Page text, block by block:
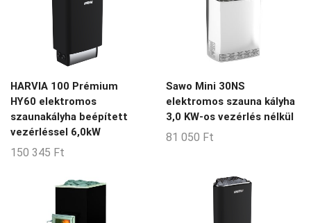
HARVIA 100 Prémium
HY60 elektromos
szaunakályha beépített
vezérléssel 6,0kW
150 345 Ft
Sawo Mini 30NS
elektromos szauna kályha
3,0 KW-os vezérlés nélkül
81 050 Ft